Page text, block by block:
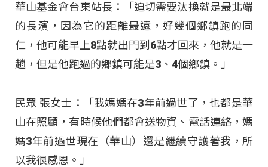
華山基金會台東站長：「迫切需要汰換就是最北端
的長濱，因為它的距離最遠，好幾個鄉鎮跑的同
仁，他可能早上8點就出門到6點才回來，他就是一
趟，但是他跑過的鄉鎮可能是3、4個鄉鎮。」
民眾 張女士：「我媽媽在3年前過世了，也都是華
山在照顧，有時候他們都會送物資、電話連絡，媽
媽3年前過世現在（華山）還是繼續守護著我，所
以我很感恩。」